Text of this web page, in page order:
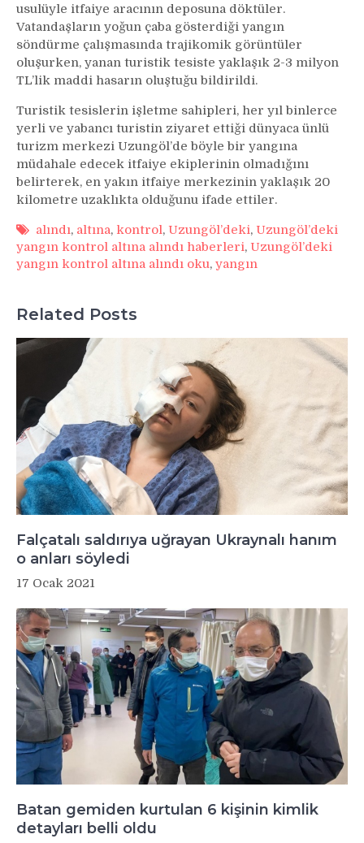
usulüyle itfaiye aracının deposuna döktüler.
Vatandaşların yoğun çaba gösterdiği yangın
söndürme çalışmasında trajikomik görüntüler
oluşurken, yanan turistik tesiste yaklaşık 2-3 milyon
TL’lik maddi hasarın oluştuğu bildirildi.
Turistik tesislerin işletme sahipleri, her yıl binlerce
yerli ve yabancı turistin ziyaret ettiği dünyaca ünlü
turizm merkezi Uzungöl’de böyle bir yangına
müdahale edecek itfaiye ekiplerinin olmadığını
belirterek, en yakın itfaiye merkezinin yaklaşık 20
kilometre uzaklıkta olduğunu ifade ettiler.
alındı, altına, kontrol, Uzungöl’deki, Uzungöl’deki
yangın kontrol altına alındı haberleri, Uzungöl’deki
yangın kontrol altına alındı oku, yangın
Related Posts
Falçatalı saldırıya uğrayan Ukraynalı hanım
o anları söyledi
17 Ocak 2021
Batan gemiden kurtulan 6 kişinin kimlik
detayları belli oldu